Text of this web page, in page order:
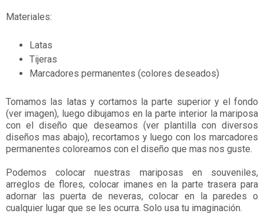
Materiales:
Latas
Tijeras
Marcadores permanentes (colores deseados)
Tomamos las latas y cortamos la parte superior y el fondo
(ver imagen), luego dibujamos en la parte interior la mariposa
con el diseño que deseamos (ver plantilla con diversos
diseños mas abajo), recortamos y luego con los marcadores
permanentes coloreamos con el diseño que mas nos guste.
Podemos colocar nuestras mariposas en souveniles,
arreglos de flores, colocar imanes en la parte trasera para
adornar las puerta de neveras, colocar en la paredes o
cualquier lugar que se les ocurra. Solo usa tu imaginación.